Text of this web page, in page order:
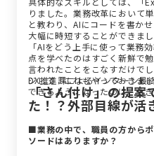
りました。業務改革において
と教わり、AIにコードを書か
大幅に時短することができま
「AIをどう上手に使って業務
点を学べたのはすごく新鮮で
言われたことをこなすだけで
ジして「これもやっておきま
できるようになったのは、大
DX推進課によるインターン最
「さん付け」の提案
た！？外部目線が活
■業務の中で、職員の方から
ソードはありますか？